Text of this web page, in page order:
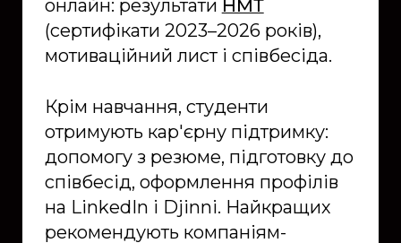
онлайн: результати НМТ
(сертифікати 2023–2026 років),
мотиваційний лист і співбесіда.
Крім навчання, студенти
отримують кар'єрну підтримку:
допомогу з резюме, підготовку до
співбесід, оформлення профілів
на LinkedIn і Djinni. Найкращих
рекомендують компаніям-